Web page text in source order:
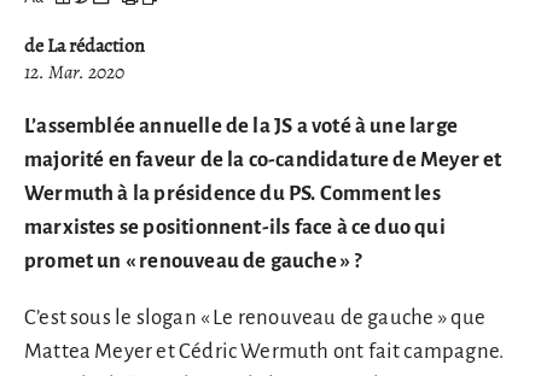
de La rédaction
12. Mar. 2020
L’assemblée annuelle de la JS a voté à une large
majorité en faveur de la co-candidature de Meyer et
Wermuth à la présidence du PS. Comment les
marxistes se positionnent-ils face à ce duo qui
promet un « renouveau de gauche » ?
C’est sous le slogan « Le renouveau de gauche » que
Mattea Meyer et Cédric Wermuth ont fait campagne.